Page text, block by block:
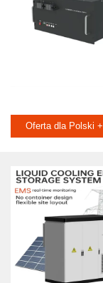
Oferta dla Polski +